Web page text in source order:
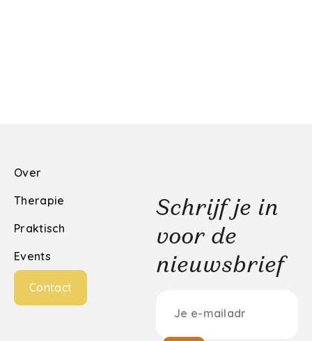
Over
Therapie
Praktisch
Events
Contact
Schrijf je in
voor de
nieuwsbrief